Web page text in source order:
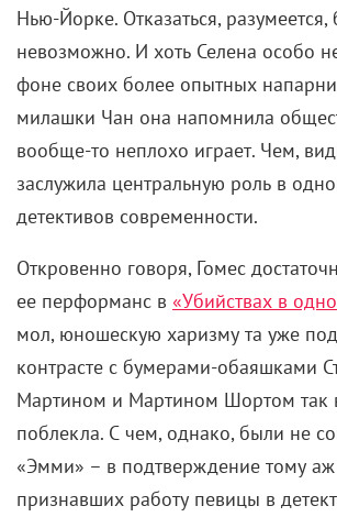
Нью-Йорке. Отказаться, разумеется,
невозможно. И хоть Селена особо
фоне своих более опытных
милашки Чан она напомнила
вообще-то неплохо играет. Чем,
заслужила центральную роль в
детективов современности.
Откровенно говоря, Гомес
ее перформанс в «Убийствах в
мол, юношескую харизму та уже
контрасте с бумерами-обаяшками
Мартином и Мартином Шортом так
поблекла. С чем, однако, были не
«Эмми» – в подтверждение тому
признавших работу певицы в